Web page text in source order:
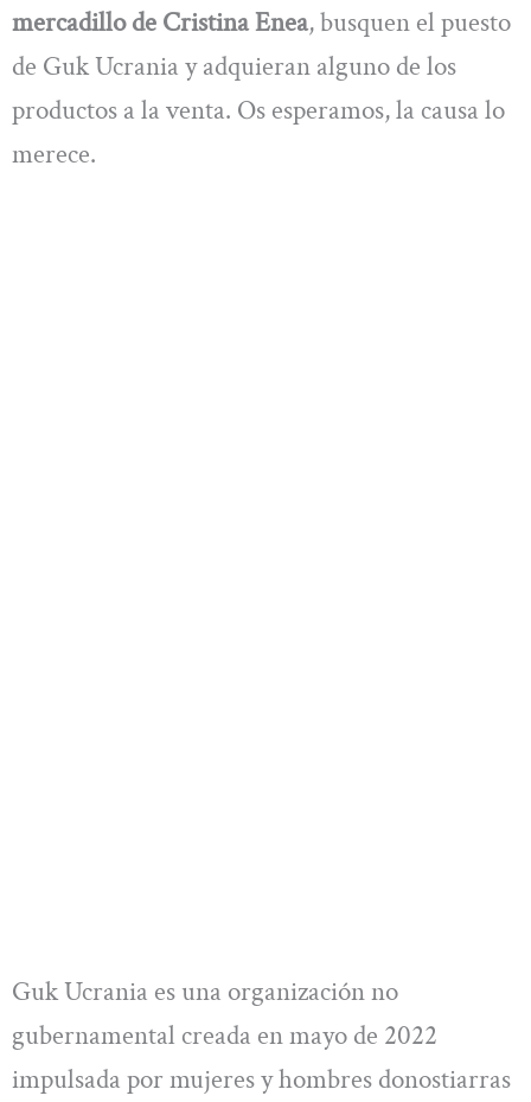
mercadillo de Cristina Enea, busquen el puesto
de Guk Ucrania y adquieran alguno de los
productos a la venta. Os esperamos, la causa lo
merece.
Guk Ucrania es una organización no
gubernamental creada en mayo de 2022
impulsada por mujeres y hombres donostiarras